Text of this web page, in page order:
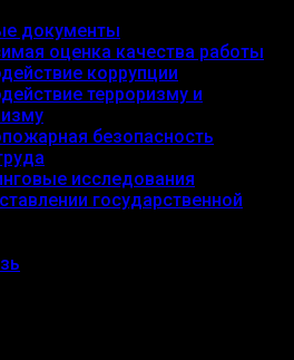
документы
оценка качества работы
коррупции
терроризму и
безопасность
исследования
государственной